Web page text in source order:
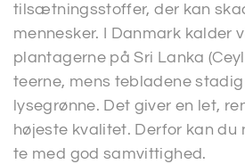
tilsætningsstoffer, der kan
mennesker. I Danmark kalder
plantagerne på Sri Lanka
teerne, mens tebladene
lysegrønne. Det giver en let,
højeste kvalitet. Derfor kan du
te med god samvittighed.